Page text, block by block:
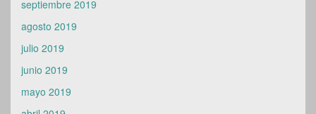
septiembre 2019
agosto 2019
julio 2019
junio 2019
mayo 2019